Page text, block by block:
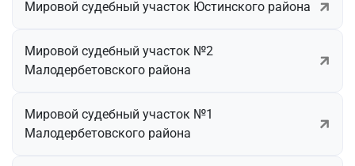
Мировой судебный участок Юстинского района
Мировой судебный участок №2
Малодербетовского района
Мировой судебный участок №1
Малодербетовского района